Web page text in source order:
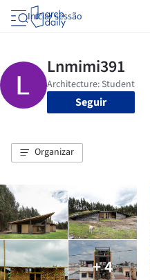
Iniciar sessão
Seguir
Organizar
+ 4